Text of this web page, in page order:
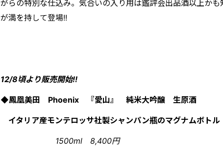
がらの特別な仕込み。気合いの入り用は鑑評会出品酒以上か
が満を持して登場!!
12/8頃より販売開始!!
◆鳳凰美田 Phoenix 『愛山』 純米大吟醸 生原酒
イタリア産モンテロッサ社製シャンパン瓶のマグナムボトル
1500ml 8,400円